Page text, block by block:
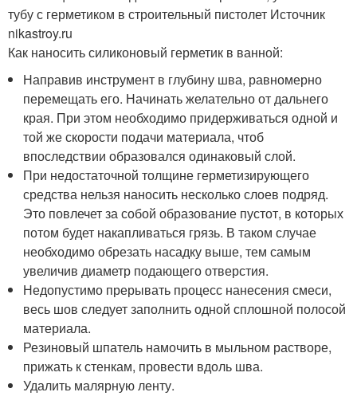
тубу с герметиком в строительный пистолет Источник
nikastroy.ru
Как наносить силиконовый герметик в ванной:
Направив инструмент в глубину шва, равномерно
перемещать его. Начинать желательно от дальнего
края. При этом необходимо придерживаться одной и
той же скорости подачи материала, чтоб
впоследствии образовался одинаковый слой.
При недостаточной толщине герметизирующего
средства нельзя наносить несколько слоев подряд.
Это повлечет за собой образование пустот, в которых
потом будет накапливаться грязь. В таком случае
необходимо обрезать насадку выше, тем самым
увеличив диаметр подающего отверстия.
Недопустимо прерывать процесс нанесения смеси,
весь шов следует заполнить одной сплошной полосой
материала.
Резиновый шпатель намочить в мыльном растворе,
прижать к стенкам, провести вдоль шва.
Удалить малярную ленту.